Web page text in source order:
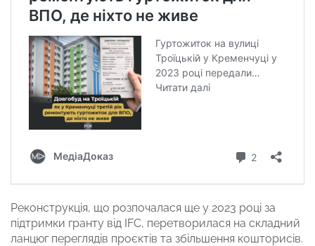
Реконструкція, що розпочалася ще у 2023 році за
підтримки гранту від IFC, перетворилася на складний
ланцюг переглядів проєктів та збільшення кошторисів.